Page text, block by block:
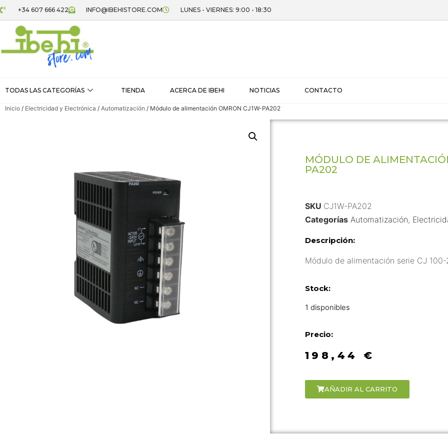
+34 607 666 422 INFO@IBEHISTORE.COM LUNES - VIERNES: 9:00 - 18:30
TODAS LAS CATEGORÍAS TIENDA ACERCA DE IBEHI NOTICIAS CONTACTO
Inicio / Electricidad y Electrónica / Automatización / Módulo de alimentación OMRON CJ1W-PA202
MÓDULO DE
PA202
SKU CJ1W-PA202
Categorías Automatización,
Descripción:
Módulo de alimentación serie CJ 100-
Stock:
1 disponibles
Precio:
198,44 €
AÑADIR AL CARRITO